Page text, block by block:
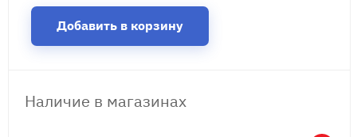
Добавить в корзину
Наличие в магазинах